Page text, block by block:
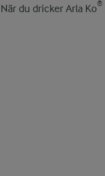
När du dricker Arla Ko®